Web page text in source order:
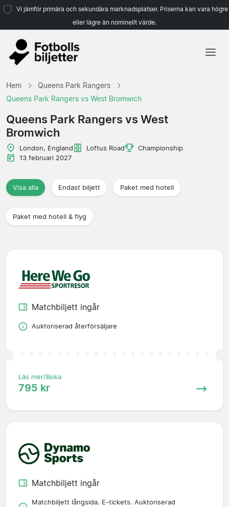
Vi jämför primära och sekundära marknadsplatser. Priserna kan vara högre
eller lägre än nominellt värde.
Lag
Hem
Queens Park Rangers
Queens Park Rangers vs West Bromwich
Queens Park Rangers vs West
Bromwich
London, England Loftus Road
Championship
13 februari 2027
Visa alla Endast biljett Paket med hotell
Paket med hotell & flyg
Matchbiljett ingår
Auktoriserad återförsäljare
Läs mer/Boka
795 kr
Matchbiljett ingår
Matchbiljett långsida. E-tickets. Auktoriserad